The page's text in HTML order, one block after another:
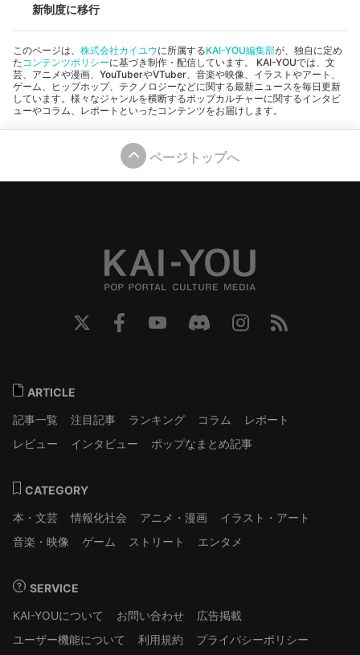
新制度に移行
このページは、 株式会社カイユウに所属するKAI-YOU編集部が、独自に定め
た コンテンツポリシーに基づき制作・配信しています。 KAI-YOUでは、文
芸、アニメや漫画、YouTuberやVTuber、音楽や映像、イラストやアート、
ゲーム、ヒップホップ、テクノロジーなどに関する最新ニュースを毎日更新
しています。様々なジャンルを横断するポップカルチャーに関するインタビ
ューやコラム、レポートといったコンテンツをお届けします。
ページトップへ
ARTICLE
記事一覧
注目記事 ランキング コラム
レポート
レビュー
インタビュー ポップなまとめ記事
CATEGORY
本・文芸
情報化社会 アニメ・漫画
イラスト・アート
音楽・映像
ゲーム ストリート エンタメ
SERVICE
KAI-YOUについて
お問い合わせ
広告掲載
ユーザー機能について
利用規約 プライバシーポリシー